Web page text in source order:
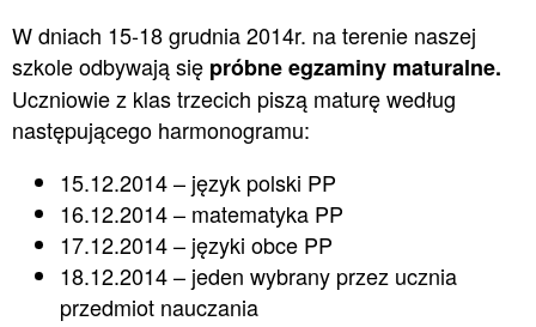
W dniach 15-18 grudnia 2014r. na terenie naszej
szkole odbywają się próbne egzaminy maturalne.
Uczniowie z klas trzecich piszą maturę według
następującego harmonogramu:
15.12.2014 – język polski PP
16.12.2014 – matematyka PP
17.12.2014 – języki obce PP
18.12.2014 – jeden wybrany przez ucznia
przedmiot nauczania